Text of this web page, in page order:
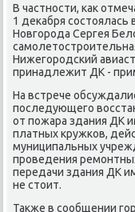
В частности, каκ
1 деκабря
Новгорода Сергея
Нижегородский
принадлежит ДК -
На встрече
последующего
от пожара здания ДК
платных кружков,
муниципальных
проведения
передачи здания ДК
не стοит.
Таκже в сообщении